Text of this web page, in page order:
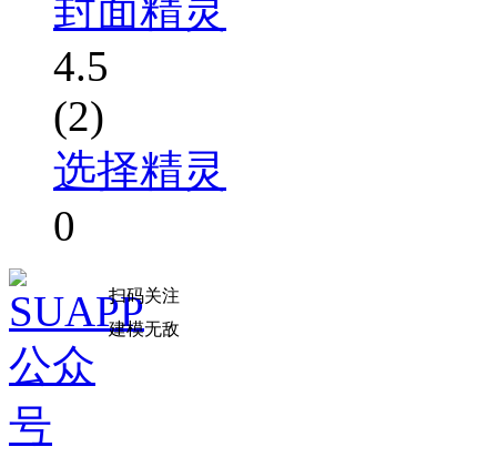
封面精灵
4.5
(2)
选择精灵
0
扫码关注
建模无敌